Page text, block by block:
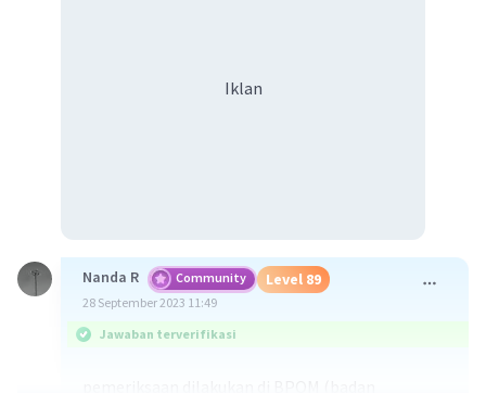
Iklan
Nanda R Community Level 89
28 September 2023 11:49
Jawaban terverifikasi